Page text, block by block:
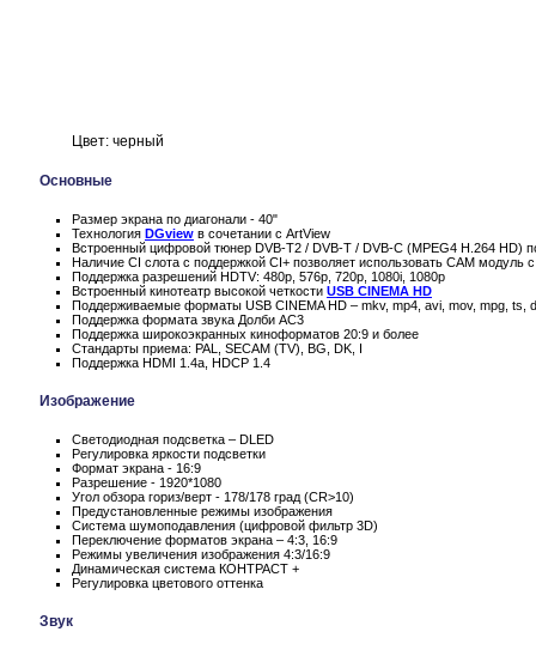
Цвет: черный
Основные
Размер экрана по диагонали - 40"
Технология DGview в сочетании с ArtView
Встроенный цифровой тюнер DVB-T2 / DVB-T / DVB-C (MPEG4 H.264 HD)
Наличие CI слота с поддержкой CI+ позволяет использовать CAM модуль
Поддержка разрешений HDTV: 480p, 576p, 720p, 1080i, 1080p
Встроенный кинотеатр высокой четкости USB CINEMA HD
Поддерживаемые форматы USB CINEMA HD – mkv, mp4, avi, mov, mpg, ts,
Поддержка формата звука Долби AC3
Поддержка широкоэкранных киноформатов 20:9 и более
Стандарты приема: PAL, SECAM (TV), BG, DK, I
Поддержка HDMI 1.4a, HDCP 1.4
Изображение
Светодиодная подсветка – DLED
Регулировка яркости подсветки
Формат экрана - 16:9
Разрешение - 1920*1080
Угол обзора гориз/верт - 178/178 град (CR>10)
Предустановленные режимы изображения
Система шумоподавления (цифровой фильтр 3D)
Переключение форматов экрана – 4:3, 16:9
Режимы увеличения изображения 4:3/16:9
Динамическая система КОНТРАСТ +
Регулировка цветового оттенка
Звук